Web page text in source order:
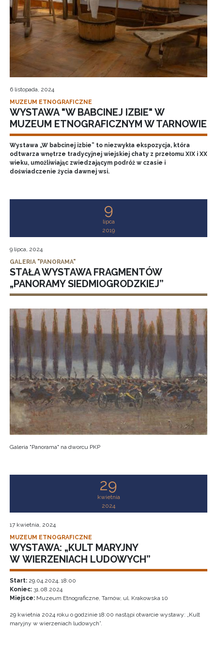
6 listopada, 2024
MUZEUM ETNOGRAFICZNE
WYSTAWA "W BABCINEJ IZBIE" W
MUZEUM ETNOGRAFICZNYM W TARNOWIE
Wystawa „W babcinej izbie” to niezwykła ekspozycja, która
odtwarza wnętrze tradycyjnej wiejskiej chaty z przełomu XIX i XX
wieku, umożliwiając zwiedzającym podróż w czasie i
doświadczenie życia dawnej wsi.
9
lipca
2019
9 lipca, 2024
GALERIA "PANORAMA"
STAŁA WYSTAWA FRAGMENTÓW
„PANORAMY SIEDMIOGRODZKIEJ”
Galeria "Panorama" na dworcu PKP
29
kwietnia
2024
17 kwietnia, 2024
MUZEUM ETNOGRAFICZNE
WYSTAWA: „KULT MARYJNY
W WIERZENIACH LUDOWYCH”
Start: 29.04.2024, 18:00
Koniec: 31.08.2024
Miejsce: Muzeum Etnograficzne, Tarnów, ul. Krakowska 10
29 kwietnia 2024 roku o godzinie 18:00 nastąpi otwarcie wystawy: „Kult
maryjny w wierzeniach ludowych”.